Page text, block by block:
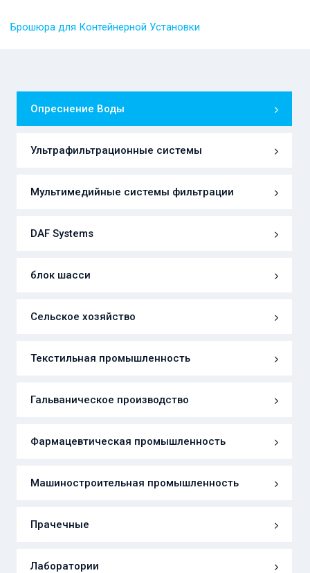
Брошюра для Контейнерной Установки
Опреснение Воды
Ультрафильтрационные системы
Мультимедийные системы фильтрации
DAF Systems
блок шасси
Сельское хозяйство
Текстильная промышленность
Гальваническое производство
Фармацевтическая промышленность
Машиностроительная промышленность
Прачечные
Лаборатории